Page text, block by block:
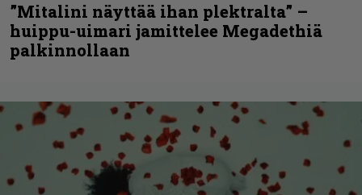
”Mitalini näyttää ihan plektralta” –
huippu-uimari jamittelee Megadethiä
palkinnollaan